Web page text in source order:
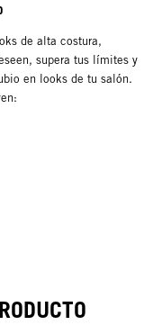
de alta costura,
supera tus límites y
en looks de tu salón.